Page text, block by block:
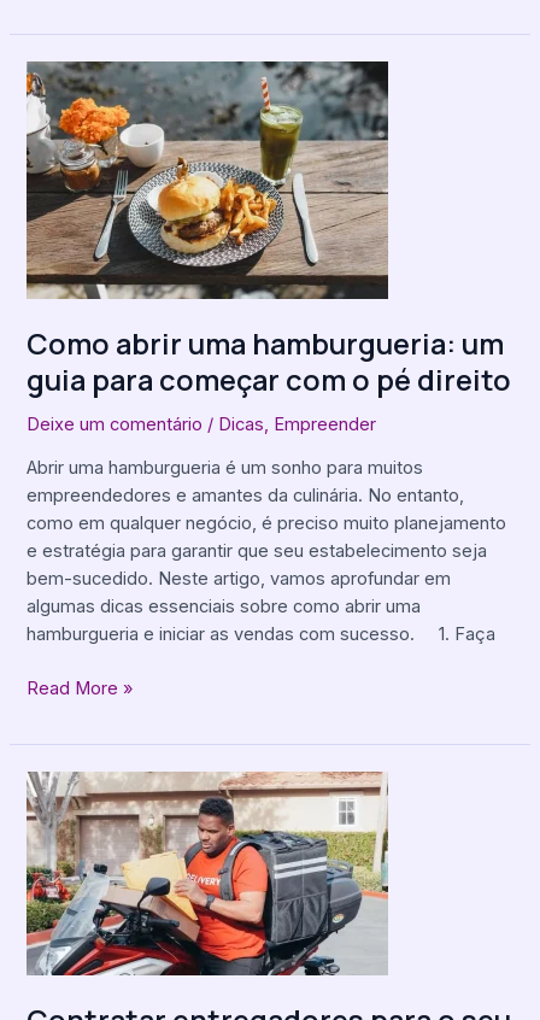
Como abrir uma hamburgueria: um
guia para começar com o pé direito
Deixe um comentário / Dicas, Empreender
Abrir uma hamburgueria é um sonho para muitos
empreendedores e amantes da culinária. No entanto,
como em qualquer negócio, é preciso muito planejamento
e estratégia para garantir que seu estabelecimento seja
bem-sucedido. Neste artigo, vamos aprofundar em
algumas dicas essenciais sobre como abrir uma
hamburgueria e iniciar as vendas com sucesso. 1. Faça
Como
abrir
uma
hamburgueria:
guia
para
começar
com
pé
direito
Read More »
Contratar
entregadores
para
o
seu
restaurante:
uma
solução
para